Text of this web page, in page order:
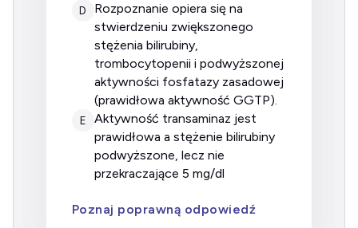
D
rozpoznanie opiera się na
stwierdzeniu zwiększonego
stężenia bilirubiny,
trombocytopenii i podwyższonej
aktywności fosfatazy zasadowej
(prawidłowa aktywność GGTP).
E
aktywność transaminaz jest
prawidłowa a stężenie bilirubiny
podwyższone, lecz nie
przekraczające 5 mg/dl
Poznaj poprawną odpowiedź